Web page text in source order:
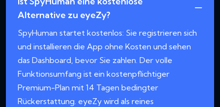
Alternative zu eyeZy?
SpyHuman startet kostenlos: Sie registrieren sich
und installieren die App ohne Kosten und sehen
das Dashboard, bevor Sie zahlen. Der volle
Funktionsumfang ist ein kostenpflichtiger
Premium-Plan mit 14 Tagen bedingter
Rückerstattung. eyeZy wird als reines